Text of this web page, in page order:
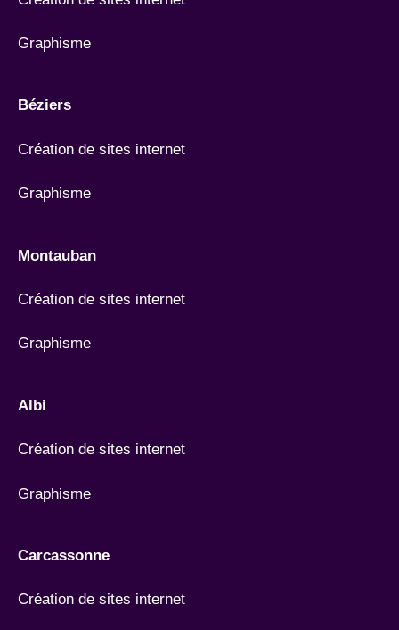
Graphisme
Béziers
Création de sites internet
Graphisme
Montauban
Création de sites internet
Graphisme
Albi
Création de sites internet
Graphisme
Carcassonne
Création de sites internet